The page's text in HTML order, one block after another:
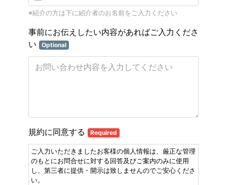
※紹介の方は下に紹介者のお名前をご入力ください
事前にお伝えしたい内容があればご入力くださ
い
Optional
規約に同意する Required
ご入力いただきましたお客様の個人情報は、厳正な管理
のもとにお問合せに対する回答及びご案内のみに使用
し、第三者に提供・開示は致しませんのでご安心くださ
い。